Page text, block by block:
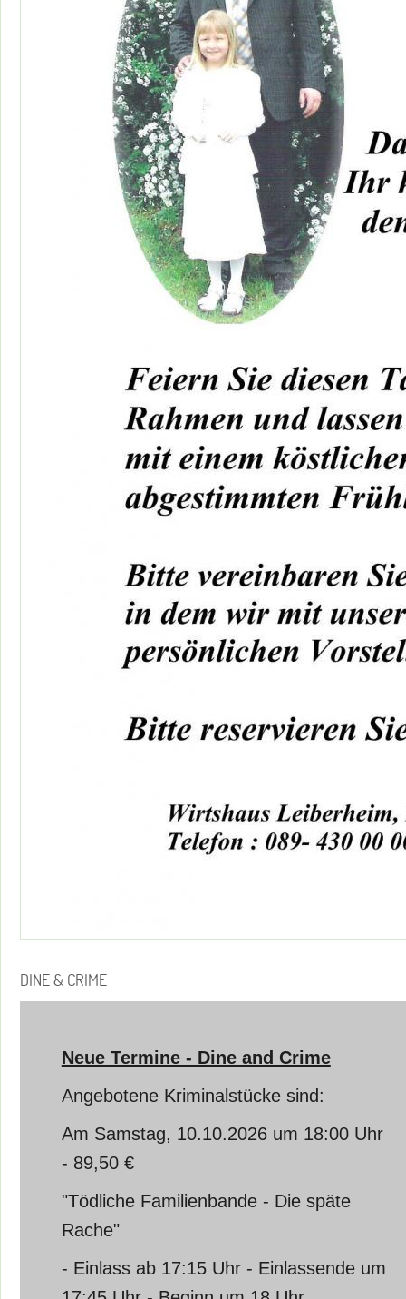
DINE & CRIME
Neue Termine - Dine and Crime
Angebotene Kriminalstücke sind:
Am Samstag, 10.10.2026 um 18:00 Uhr
- 89,50 €
"Tödliche Familienbande - Die späte
Rache"
- Einlass ab 17:15 Uhr - Einlassende um